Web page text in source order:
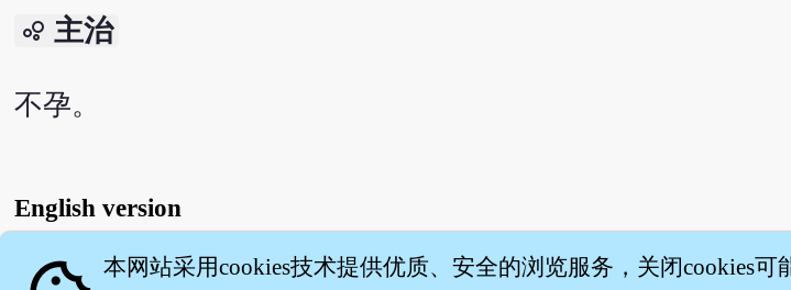
bubble_chart 主治
不孕。
English version
本网站采用cookies技术提供优质、安全的浏览服务，关闭cookies可